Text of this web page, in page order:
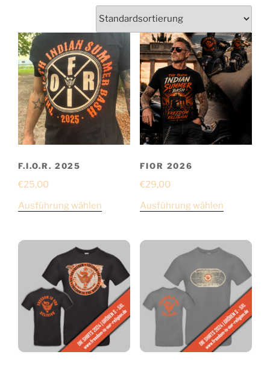
F.I.O.R. 2025
€25,00
Ausführung wählen
FIOR 2026
€29,00
Ausführung wählen